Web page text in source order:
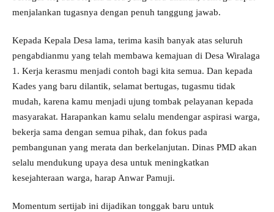
menjalankan tugasnya dengan penuh tanggung jawab.
Kepada Kepala Desa lama, terima kasih banyak atas seluruh
pengabdianmu yang telah membawa kemajuan di Desa Wiralaga
1. Kerja kerasmu menjadi contoh bagi kita semua. Dan kepada
Kades yang baru dilantik, selamat bertugas, tugasmu tidak
mudah, karena kamu menjadi ujung tombak pelayanan kepada
masyarakat. Harapankan kamu selalu mendengar aspirasi warga,
bekerja sama dengan semua pihak, dan fokus pada
pembangunan yang merata dan berkelanjutan. Dinas PMD akan
selalu mendukung upaya desa untuk meningkatkan
kesejahteraan warga, harap Anwar Pamuji.
Momentum sertijab ini dijadikan tonggak baru untuk